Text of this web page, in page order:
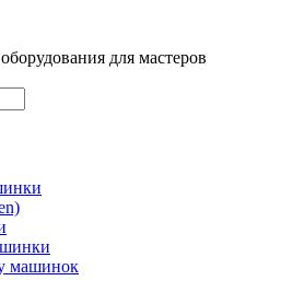
для мастеров
машинок